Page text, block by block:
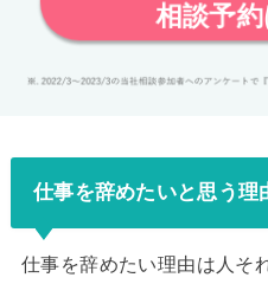
相談予
仕事を辞めたいと思う理
仕事を辞めたい理由は人そ